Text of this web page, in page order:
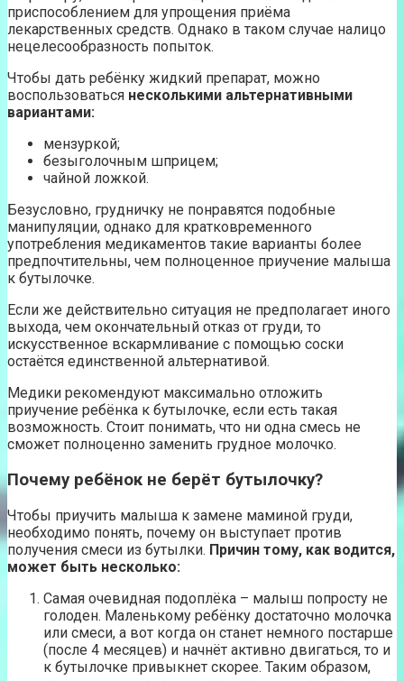
приспособлением для упрощения приёма
лекарственных средств. Однако в таком случае налицо
нецелесообразность попыток.
Чтобы дать ребёнку жидкий препарат, можно
воспользоваться несколькими альтернативными
вариантами:
мензуркой;
безыголочным шприцем;
чайной ложкой.
Безусловно, грудничку не понравятся подобные
манипуляции, однако для кратковременного
употребления медикаментов такие варианты более
предпочтительны, чем полноценное приучение малыша
к бутылочке.
Если же действительно ситуация не предполагает иного
выхода, чем окончательный отказ от груди, то
искусственное вскармливание с помощью соски
остаётся единственной альтернативой.
Медики рекомендуют максимально отложить
приучение ребёнка к бутылочке, если есть такая
возможность. Стоит понимать, что ни одна смесь не
сможет полноценно заменить грудное молочко.
Почему ребёнок не берёт бутылочку?
Чтобы приучить малыша к замене маминой груди,
необходимо понять, почему он выступает против
получения смеси из бутылки. Причин тому, как водится,
может быть несколько:
Самая очевидная подоплёка – малыш попросту не
голоден. Маленькому ребёнку достаточно молочка
или смеси, а вот когда он станет немного постарше
(после 4 месяцев) и начнёт активно двигаться, то и
к бутылочке привыкнет скорее. Таким образом,